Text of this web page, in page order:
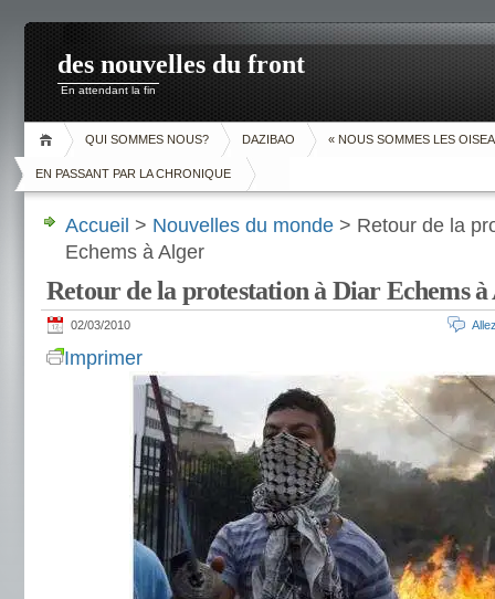
des nouvelles du front
En attendant la fin
QUI SOMMES NOUS? DAZIBAO « NOUS SOMMES LES
EN PASSANT PAR LA CHRONIQUE
Accueil > Nouvelles du monde > Retour de la
Echems à Alger
Retour de la protestation à Diar Echems
02/03/2010
Imprimer